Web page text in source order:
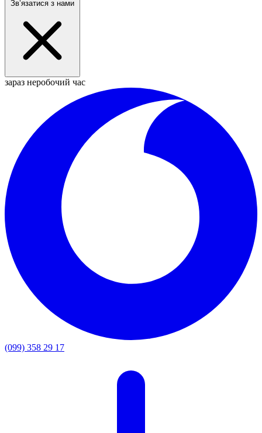
Звʼязатися з нами
зараз неробочий час
(099) 358 29 17